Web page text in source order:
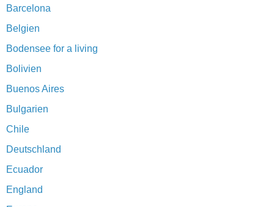
Barcelona
Belgien
Bodensee for a living
Bolivien
Buenos Aires
Bulgarien
Chile
Deutschland
Ecuador
England